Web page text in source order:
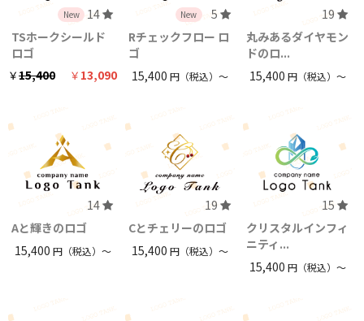
New 14
TSホークシールド
ロゴ
￥15,400 ￥ 13,090
New 5
Rチェックフロー ロ
ゴ
15,400円（税込）〜
19
丸みあるダイヤモン
ドのロ...
15,400 円（税込）〜
14
Aと輝きのロゴ
15,400 円（税込）〜
19
Cとチェリーのロゴ
15,400円（税込）〜
15
クリスタルインフィ
ニティ...
15,400 円（税込）〜